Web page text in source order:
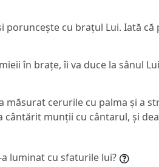
cu brațul Lui. Iată că
în brațe, îi va duce la sânul
măsurat cerurile cu palma și a
munții cu cântarul, și
luminat cu sfaturile lui?